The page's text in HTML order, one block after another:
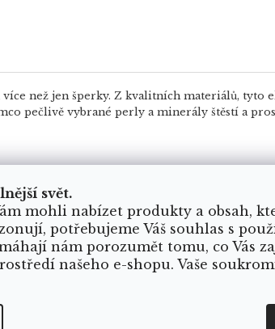
svět.
mohli nabízet produkty a obsah,
potřebujeme Váš souhlas s
nám porozumět tomu, co Vás
našeho e-shopu. Vaše
než jen šperky. Z kvalitních materiálů, tyto
pečlivě vybrané perly a minerály štěstí a
problém, neváhejte nás kontaktovat. Vše se budeme
obchodu je 5 z 5 hvězdiček.